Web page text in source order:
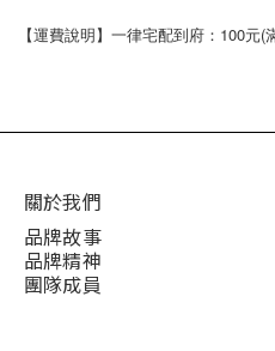
【運費說明】一律宅配到府：100元(
關於我們
品牌故事
品牌精神
團隊成員